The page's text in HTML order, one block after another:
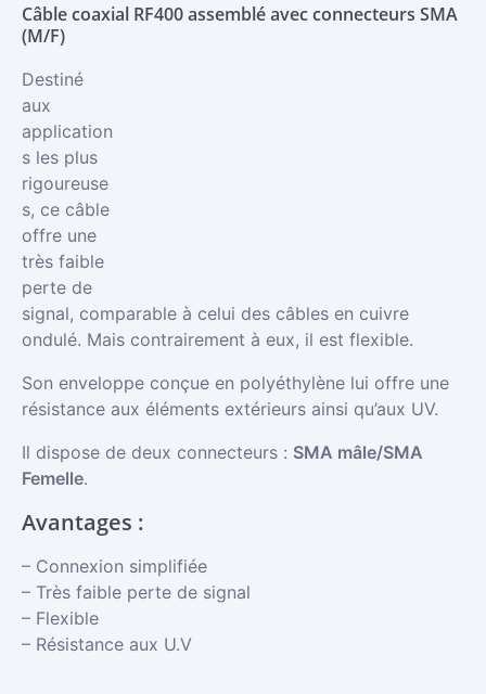
Câble coaxial RF400 assemblé avec connecteurs SMA
(M/F)
Destiné
aux
application
s les plus
rigoureuse
s, ce câble
offre une
très faible
perte de
signal, comparable à celui des câbles en cuivre
ondulé. Mais contrairement à eux, il est flexible.
Son enveloppe conçue en polyéthylène lui offre une
résistance aux éléments extérieurs ainsi qu’aux UV.
Il dispose de deux connecteurs : SMA mâle/SMA
Femelle.
Avantages :
– Connexion simplifiée
– Très faible perte de signal
– Flexible
– Résistance aux U.V